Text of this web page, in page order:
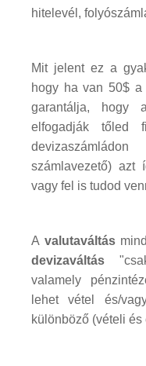
hitelevél,
Mit jelent ez a
hogy ha van 50$ a
garantálja, hogy
elfogadják tőled
számlavezető)
vagy fel is tudod
A valutaváltás
devizaváltás
valamely
lehet vétel és/
különböző (vételi